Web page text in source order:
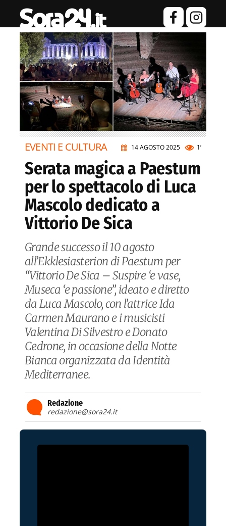
14 AGOSTO 2025 1’
EVENTI E CULTURA
Serata magica a Paestum
per lo spettacolo di Luca
Mascolo dedicato a
Vittorio De Sica
Grande successo il 10 agosto
all’Ekklesiasterion di Paestum per
“Vittorio De Sica – Suspire ‘e vase,
Museca ‘e passione”, ideato e diretto
da Luca Mascolo, con l’attrice Ida
Carmen Maurano e i musicisti
Valentina Di Silvestro e Donato
Cedrone, in occasione della Notte
Bianca organizzata da Identità
Mediterranee.
Redazione
redazione@sora24.it